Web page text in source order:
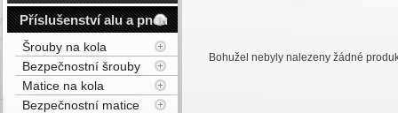
Bohužel nebyly nalezeny žádné
Příslušenství alu a pneu
Šrouby na kola
Bezpečnostní šrouby
Matice na kola
Bezpečnostní matice